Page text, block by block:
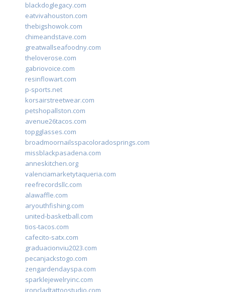
blackdoglegacy.com
eatvivahouston.com
thebigshowok.com
chimeandstave.com
greatwallseafoodny.com
theloverose.com
gabriovoice.com
resinflowart.com
p-sports.net
korsairstreetwear.com
petshopallston.com
avenue26tacos.com
topgglasses.com
broadmoornailsspacoloradosprings.com
missblackpasadena.com
anneskitchen.org
valenciamarketytaqueria.com
reefrecordsllc.com
alawaffle.com
aryouthfishing.com
united-basketball.com
tios-tacos.com
cafecito-satx.com
graduacionviu2023.com
pecanjackstogo.com
zengardendayspa.com
sparklejewelryinc.com
ironcladtattoostudio.com